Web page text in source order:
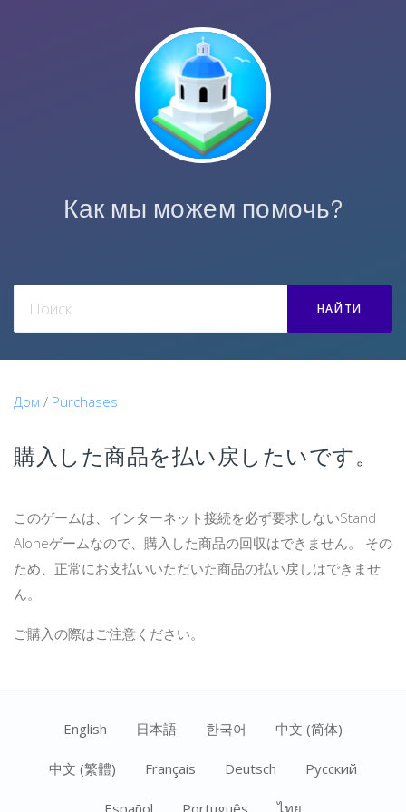
Как мы можем помочь?
НАЙТИ
Дом / Purchases
購入した商品を払い戻したいです。
このゲームは、インターネット接続を必ず要求しないStand
Aloneゲームなので、購入した商品の回収はできません。 その
ため、正常にお支払いいただいた商品の払い戻しはできませ
ん。
ご購入の際はご注意ください。
English 日本語 한국어 中文 (简体)
中文 (繁體) Français Deutsch Ρусский